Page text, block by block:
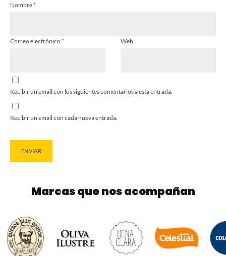
Nombre*
Correo electrónico* Web
Recibir un email con los siguientes comentarios a esta entrada.
Recibir un email con cada nueva entrada.
Marcas que nos acompañan